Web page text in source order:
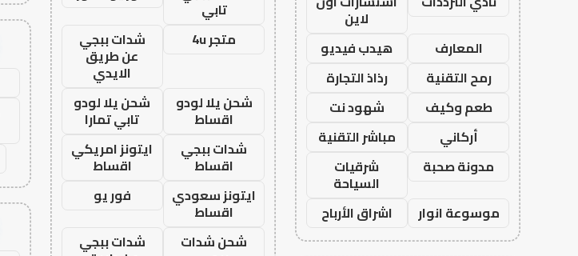
لاين
المعارف
هيدب فيديو
رمح التقنية
رذاذ التجارة
طعم وكيف
شهود نت
أركاني
مباشر التقنية
مدونة صحبة
شرقيات
السياحة
موسوعة انوار
اشراق الأرباح
تابي
متجر 4u
شدات ببجي
عن طريق
الايدي
شحن يلا لودو
اقساط
شحن يلا لودو
تابي تمارا
شدات ببجي
اقساط
ايتونز امريكي
اقساط
ايتونز سعودي
اقساط
فور يو
شحن شدات
شدات ببجي